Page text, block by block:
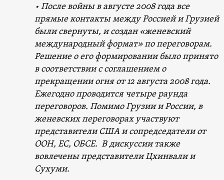
• После войны в августе 2008 года все
прямые контакты между Россией и Грузией
были свернуты, и создан «женевский
международный формат» по переговорам.
Решение о его формировании было принято
в соответствии с соглашением о
прекращении огня от 12 августа 2008 года.
Ежегодно проводится четыре раунда
переговоров. Помимо Грузии и России, в
женевских переговорах участвуют
представители США и сопредседатели от
ООН, ЕС, ОБСЕ. В дискуссии также
вовлечены представители Цхинвали и
Сухуми.